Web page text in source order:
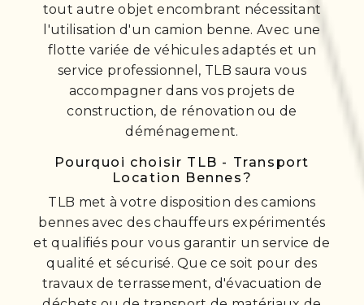
tout autre objet encombrant nécessitant
l'utilisation d'un camion benne. Avec une
flotte variée de véhicules adaptés et un
service professionnel, TLB saura vous
accompagner dans vos projets de
construction, de rénovation ou de
déménagement.
Pourquoi choisir TLB - Transport
Location Bennes?
TLB met à votre disposition des camions
bennes avec des chauffeurs expérimentés
et qualifiés pour vous garantir un service de
qualité et sécurisé. Que ce soit pour des
travaux de terrassement, d'évacuation de